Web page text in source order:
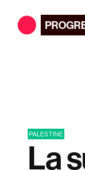
PALESTINE
La